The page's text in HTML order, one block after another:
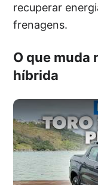
recuperar
frenagens.
O que muda
híbrida